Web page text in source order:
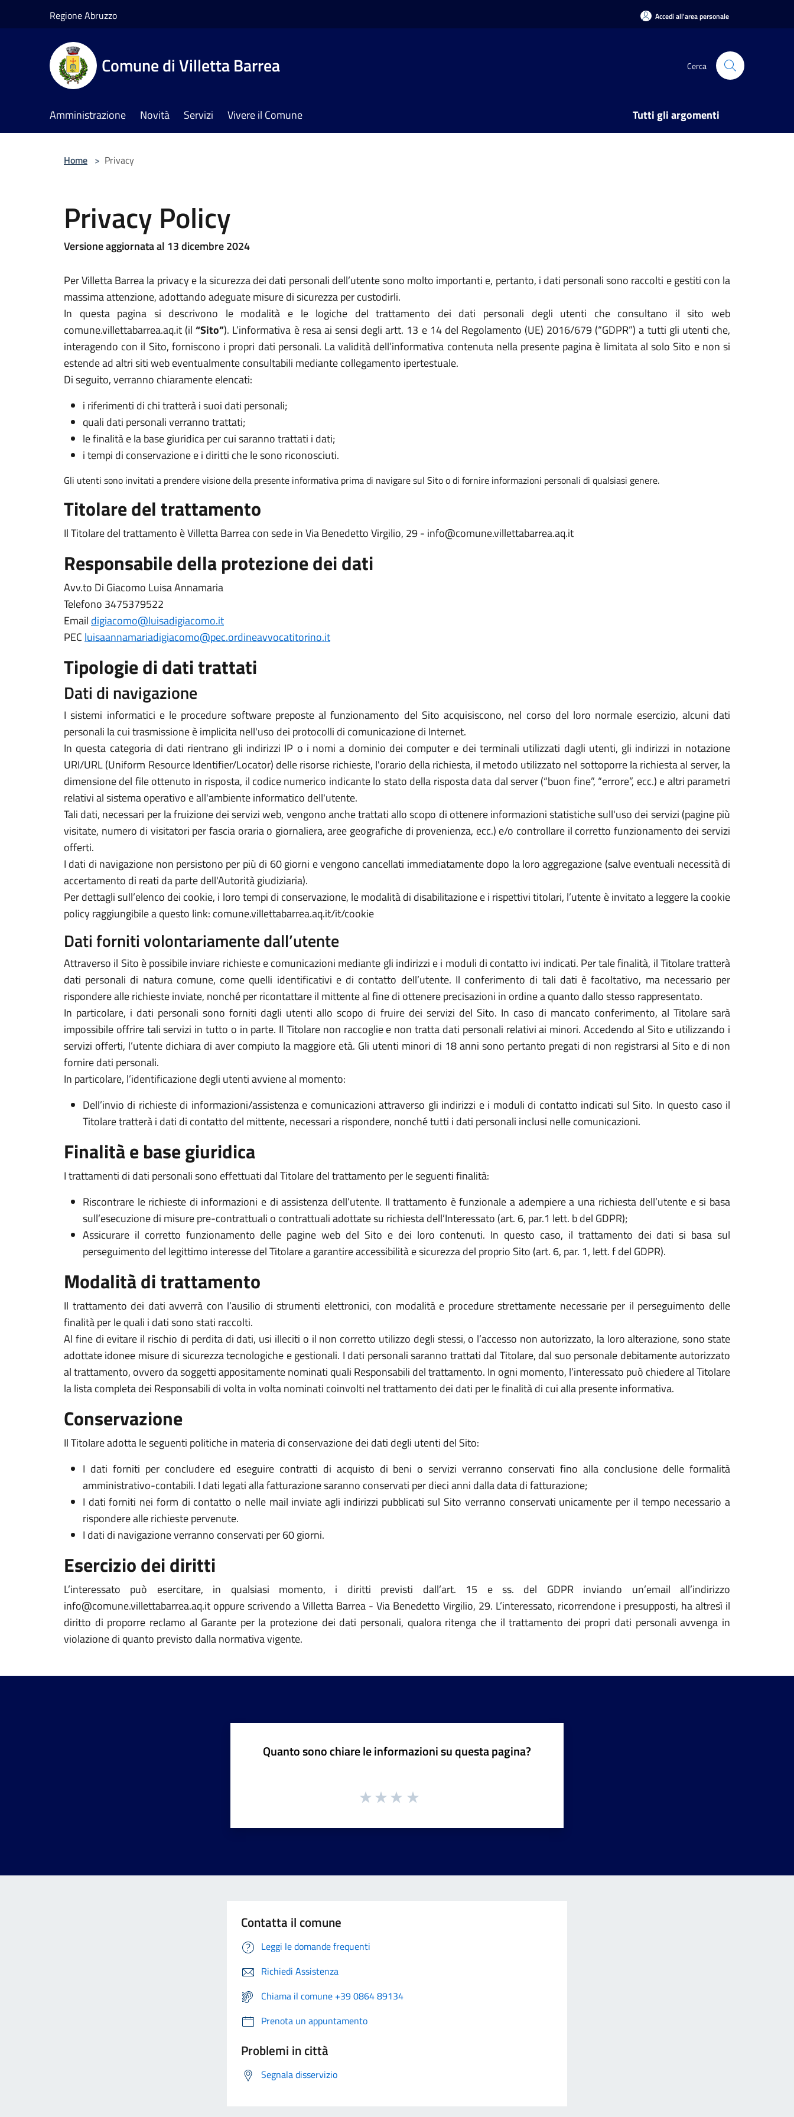
Regione Abruzzo Accedi all'area personale
Comune di Villetta Barrea Cerca
Amministrazione Novità Servizi Vivere il Comune Tutti gli argomenti
Home > Privacy
Privacy Policy
Versione aggiornata al 13 dicembre 2024
Per Villetta Barrea la privacy e la sicurezza dei dati personali dell’utente sono molto importanti e, pertanto, i dati personali sono raccolti e gestiti con la
massima attenzione, adottando adeguate misure di sicurezza per custodirli.
In questa pagina si descrivono le modalità e le logiche del trattamento dei dati personali degli utenti che consultano il sito web
comune.villettabarrea.aq.it (il“Sito”). L’informativa è resa ai sensi degli artt. 13 e 14 del Regolamento (UE) 2016/679 (“GDPR”) a tutti gli utenti che,
interagendo con il Sito, forniscono i propri dati personali. La validità dell’informativa contenuta nella presente pagina è limitata al solo Sito e non si
estende ad altri siti web eventualmente consultabili mediante collegamento ipertestuale.
Di seguito, verranno chiaramente elencati:
i riferimenti di chi tratterà i suoi dati personali;
quali dati personali verranno trattati;
le finalità e la base giuridica per cui saranno trattati i dati;
i tempi di conservazione e i diritti che le sono riconosciuti.
Gli utenti sono invitati a prendere visione della presente informativa prima di navigare sul Sito o di fornire informazioni personali di qualsiasi genere.
Titolare del trattamento
Il Titolare del trattamento è Villetta Barrea con sede in Via Benedetto Virgilio, 29 - info@comune.villettabarrea.aq.it
Responsabile della protezione dei dati
Avv.to Di Giacomo Luisa Annamaria
Telefono 3475379522
Email digiacomo@luisadigiacomo.it
PEC luisaannamariadigiacomo@pec.ordineavvocatitorino.it
Tipologie di dati trattati
Dati di navigazione
I sistemi informatici e le procedure software preposte al funzionamento del Sito acquisiscono, nel corso del loro normale esercizio, alcuni dati
personali la cui trasmissione è implicita nell'uso dei protocolli di comunicazione di Internet.
In questa categoria di dati rientrano gli indirizzi IP o i nomi a dominio dei computer e dei terminali utilizzati dagli utenti, gli indirizzi in notazione
URI/URL (Uniform Resource Identifier/Locator) delle risorse richieste, l'orario della richiesta, il metodo utilizzato nel sottoporre la richiesta al server, la
dimensione del file ottenuto in risposta, il codice numerico indicante lo stato della risposta data dal server (“buon fine”, “errore”, ecc.) e altri parametri
relativi al sistema operativo e all'ambiente informatico dell'utente.
Tali dati, necessari per la fruizione dei servizi web, vengono anche trattati allo scopo di ottenere informazioni statistiche sull'uso dei servizi (pagine più
visitate, numero di visitatori per fascia oraria o giornaliera, aree geografiche di provenienza, ecc.) e/o controllare il corretto funzionamento dei servizi
offerti.
I dati di navigazione non persistono per più di 60 giorni e vengono cancellati immediatamente dopo la loro aggregazione (salve eventuali necessità di
accertamento di reati da parte dell'Autorità giudiziaria).
Per dettagli sull’elenco dei cookie, i loro tempi di conservazione, le modalità di disabilitazione e i rispettivi titolari, l’utente è invitato a leggere la cookie
policy raggiungibile a questo link: comune.villettabarrea.aq.it/it/cookie
Dati forniti volontariamente dall’utente
Attraverso il Sito è possibile inviare richieste e comunicazioni mediante gli indirizzi e i moduli di contatto ivi indicati. Per tale finalità, il Titolare tratterà
dati personali di natura comune, come quelli identificativi e di contatto dell’utente. Il conferimento di tali dati è facoltativo, ma necessario per
rispondere alle richieste inviate, nonché per ricontattare il mittente al fine di ottenere precisazioni in ordine a quanto dallo stesso rappresentato.
In particolare, i dati personali sono forniti dagli utenti allo scopo di fruire dei servizi del Sito. In caso di mancato conferimento, al Titolare sarà
impossibile offrire tali servizi in tutto o in parte. Il Titolare non raccoglie e non tratta dati personali relativi ai minori. Accedendo al Sito e utilizzando i
servizi offerti, l’utente dichiara di aver compiuto la maggiore età. Gli utenti minori di 18 anni sono pertanto pregati di non registrarsi al Sito e di non
fornire dati personali.
In particolare, l’identificazione degli utenti avviene al momento:
Dell’invio di richieste di informazioni/assistenza e comunicazioni attraverso gli indirizzi e i moduli di contatto indicati sul Sito. In questo caso il
Titolare tratterà i dati di contatto del mittente, necessari a rispondere, nonché tutti i dati personali inclusi nelle comunicazioni.
Finalità e base giuridica
I trattamenti di dati personali sono effettuati dal Titolare del trattamento per le seguenti finalità:
Riscontrare le richieste di informazioni e di assistenza dell’utente. Il trattamento è funzionale a adempiere a una richiesta dell’utente e si basa
sull’esecuzione di misure pre-contrattuali o contrattuali adottate su richiesta dell’Interessato (art. 6, par.1 lett. b del GDPR);
Assicurare il corretto funzionamento delle pagine web del Sito e dei loro contenuti. In questo caso, il trattamento dei dati si basa sul
perseguimento del legittimo interesse del Titolare a garantire accessibilità e sicurezza del proprio Sito (art. 6, par. 1, lett. f del GDPR).
Modalità di trattamento
Il trattamento dei dati avverrà con l’ausilio di strumenti elettronici, con modalità e procedure strettamente necessarie per il perseguimento delle
finalità per le quali i dati sono stati raccolti.
Al fine di evitare il rischio di perdita di dati, usi illeciti o il non corretto utilizzo degli stessi, o l’accesso non autorizzato, la loro alterazione, sono state
adottate idonee misure di sicurezza tecnologiche e gestionali. I dati personali saranno trattati dal Titolare, dal suo personale debitamente autorizzato
al trattamento, ovvero da soggetti appositamente nominati quali Responsabili del trattamento. In ogni momento, l’interessato può chiedere al Titolare
la lista completa dei Responsabili di volta in volta nominati coinvolti nel trattamento dei dati per le finalità di cui alla presente informativa.
Conservazione
Il Titolare adotta le seguenti politiche in materia di conservazione dei dati degli utenti del Sito:
I dati forniti per concludere ed eseguire contratti di acquisto di beni o servizi verranno conservati fino alla conclusione delle formalità
amministrativo-contabili. I dati legati alla fatturazione saranno conservati per dieci anni dalla data di fatturazione;
I dati forniti nei form di contatto o nelle mail inviate agli indirizzi pubblicati sul Sito verranno conservati unicamente per il tempo necessario a
rispondere alle richieste pervenute.
I dati di navigazione verranno conservati per 60 giorni.
Esercizio dei diritti
L’interessato può esercitare, in qualsiasi momento, i diritti previsti dall’art. 15 e ss. del GDPR inviando un’email all’indirizzo
info@comune.villettabarrea.aq.it oppure scrivendo a Villetta Barrea - Via Benedetto Virgilio, 29. L’interessato, ricorrendone i presupposti, ha altresì il
diritto di proporre reclamo al Garante per la protezione dei dati personali, qualora ritenga che il trattamento dei propri dati personali avvenga in
violazione di quanto previsto dalla normativa vigente.
Quanto sono chiare le informazioni su questa pagina?
Contatta il comune
Leggi le domande frequenti
Richiedi Assistenza
Chiama il comune +39 0864 89134
Prenota un appuntamento
Problemi in città
Segnala disservizio